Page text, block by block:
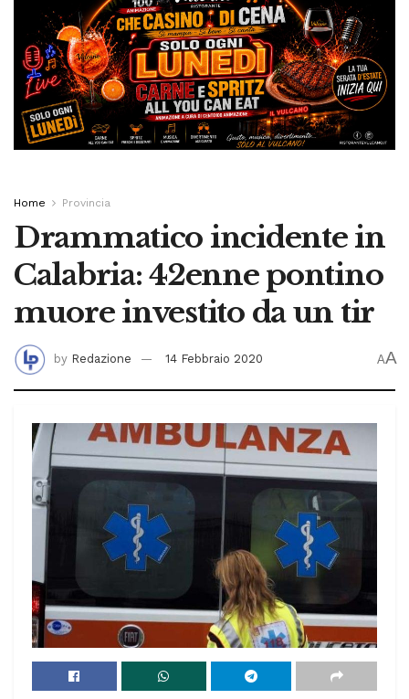
Home Provincia
Drammatico incidente in
Calabria: 42enne pontino
muore investito da un tir
by Redazione 14 Febbraio 2020 AA